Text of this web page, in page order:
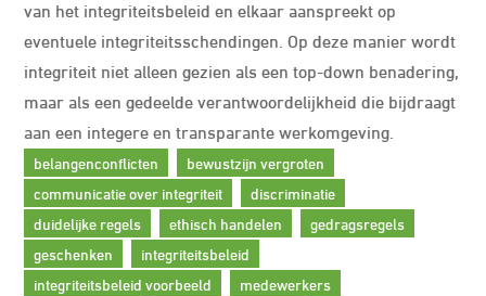
van het integriteitsbeleid en elkaar aanspreekt op
eventuele integriteitsschendingen. Op deze manier wordt
integriteit niet alleen gezien als een top-down benadering,
maar als een gedeelde verantwoordelijkheid die bijdraagt
aan een integere en transparante werkomgeving.
belangenconflicten
bewustzijn vergroten
communicatie over integriteit
discriminatie
duidelijke regels
ethisch handelen
gedragsregels
geschenken
integriteitsbeleid
integriteitsbeleid voorbeeld
medewerkers